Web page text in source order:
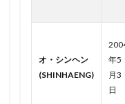
オ・シンヘン
(SHINHAENG)
年5
月3
日